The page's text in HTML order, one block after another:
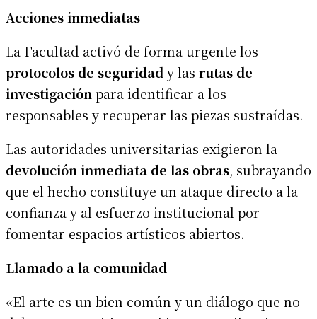
Acciones inmediatas
La Facultad activó de forma urgente los
protocolos de seguridad y las rutas de
investigación para identificar a los
responsables y recuperar las piezas sustraídas.
Las autoridades universitarias exigieron la
devolución inmediata de las obras, subrayando
que el hecho constituye un ataque directo a la
confianza y al esfuerzo institucional por
fomentar espacios artísticos abiertos.
Llamado a la comunidad
«El arte es un bien común y un diálogo que no